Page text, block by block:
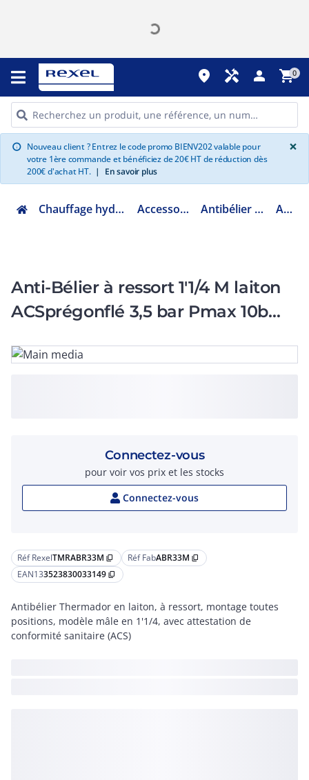
place handyman person shopping_cart0
info Nouveau client ? Entrez le code promo BIENV202 valable pour
votre 1ère commande et bénéficiez de 20€ HT de réduction dès
200€ d'achat HT. | En savoir plus
×
Chauffage hydraulique et plomberie Accessoires chaufferie Antibélier et compensateur ABR33M
Anti-Bélier à ressort 1'1/4 M laiton
ACSprégonflé 3,5 bar Pmax 10b
Réf RexelTMRABR33M content_copy Réf FabABR33M content_copy
EAN133523830033149 content_copy
Antibélier Thermador en laiton, à ressort, montage toutes
positions, modèle mâle en 1'1/4, avec attestation de
conformité sanitaire (ACS)
Connectez-vous
pour voir vos prix et les stocks
Connectez-vous